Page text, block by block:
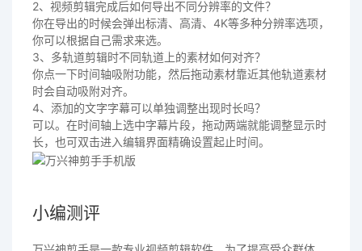
2、视频剪辑完成后如何导出不同分辨率的文件？
你在导出的时候会弹出标清、高清、4K等多种分辨率选项，
你可以根据自己需求来选。
3、多轨道剪辑时不同轨道上的素材如何对齐？
你点一下时间轴吸附功能，然后拖动素材靠近其他轨道素材
时会自动吸附对齐。
4、添加的文字字幕可以单独调整出现时长吗？
可以。在时间轴上选中字幕片段，拖动两端就能调整显示时
长，也可双击进入编辑界面精确设置起止时间。
小编测评